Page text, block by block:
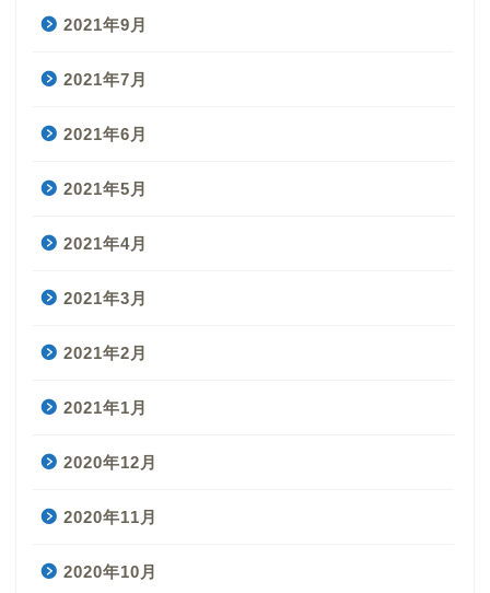
2021年9月
2021年7月
2021年6月
2021年5月
2021年4月
2021年3月
2021年2月
2021年1月
2020年12月
2020年11月
2020年10月